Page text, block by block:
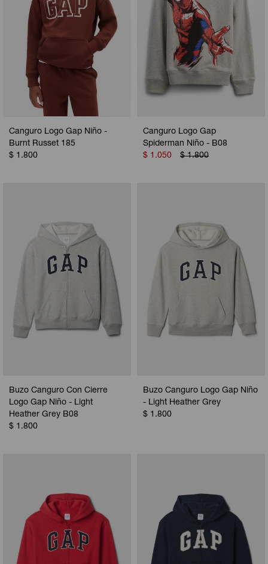
Canguro Logo Gap Niño -
Burnt Russet 185
$ 1.800
Canguro Logo Gap
Spiderman Niño - B08
$ 1.050 $ 1.800
Buzo Canguro Con Cierre
Logo Gap Niño - Light
Heather Grey B08
$ 1.800
Buzo Canguro Logo Gap Niño
- Light Heather Grey
$ 1.800